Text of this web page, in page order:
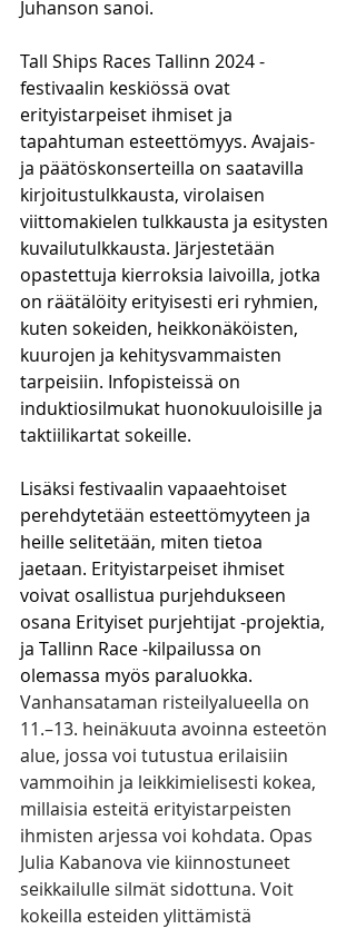
Juhanson sanoi.
Tall Ships Races Tallinn 2024 -
festivaalin keskiössä ovat
erityistarpeiset ihmiset ja
tapahtuman esteettömyys. Avajais-
ja päätöskonserteilla on saatavilla
kirjoitustulkkausta, virolaisen
viittomakielen tulkkausta ja esitysten
kuvailutulkkausta. Järjestetään
opastettuja kierroksia laivoilla, jotka
on räätälöity erityisesti eri ryhmien,
kuten sokeiden, heikkonäköisten,
kuurojen ja kehitysvammaisten
tarpeisiin. Infopisteissä on
induktiosilmukat huonokuuloisille ja
taktiilikartat sokeille.
Lisäksi festivaalin vapaaehtoiset
perehdytetään esteettömyyteen ja
heille selitetään, miten tietoa
jaetaan. Erityistarpeiset ihmiset
voivat osallistua purjehdukseen
osana Erityiset purjehtijat -projektia,
ja Tallinn Race -kilpailussa on
olemassa myös paraluokka.
Vanhansataman risteilyalueella on
11.–13. heinäkuuta avoinna esteetön
alue, jossa voi tutustua erilaisiin
vammoihin ja leikkimielisesti kokea,
millaisia esteitä erityistarpeisten
ihmisten arjessa voi kohdata. Opas
Julia Kabanova vie kiinnostuneet
seikkailulle silmät sidottuna. Voit
kokeilla esteiden ylittämistä